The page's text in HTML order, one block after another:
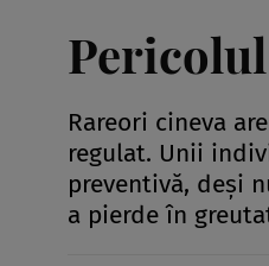
Rareori cineva
regulat. Unii
preventivă, deşi
a pierde în